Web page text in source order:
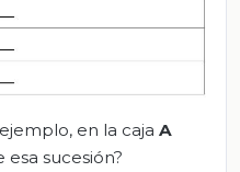
en la caja A
sucesión?